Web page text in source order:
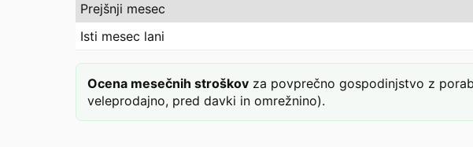
Prejšnji mesec
Isti mesec lani
Ocena mesečnih stroškov za povprečno gospodinjstvo z
veleprodajno, pred davki in omrežnino).